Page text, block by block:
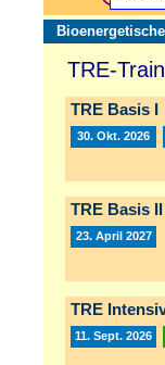
TRE-
TRE Basis I
30. Okt. 2026
TRE Basis II
23. April 2027
TRE
11. Sept. 2026